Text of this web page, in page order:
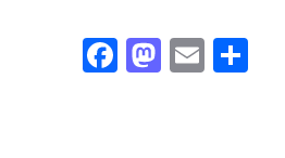
Facebook
Mastodon
Email